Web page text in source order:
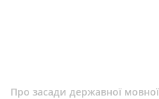
Про засади державної